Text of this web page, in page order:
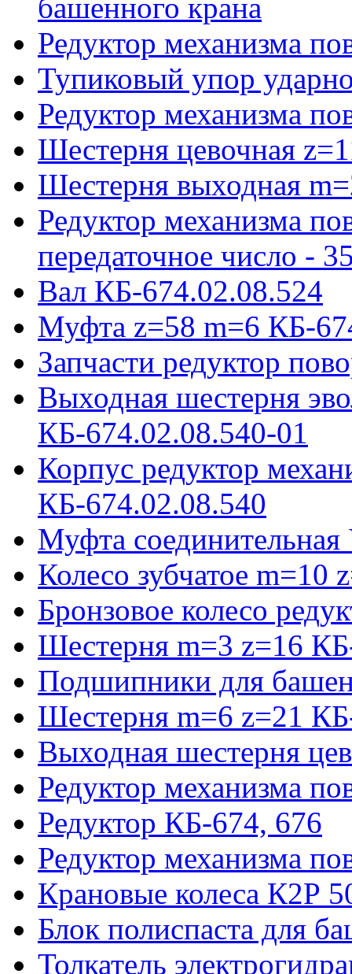
башенного крана
Редуктор механизма
Тупиковый упор
Редуктор механизма
Шестерня цевочная
Шестерня выходная
Редуктор механизма
передаточное число -
Вал КБ-674.02.08.524
Муфта z=58 m=6 КБ-
Запчасти редуктор
Выходная шестерня
КБ-674.02.08.540-01
Корпус редуктор
КБ-674.02.08.540
Муфта соединительная
Колесо зубчатое
Бронзовое колесо
Шестерня m=3 z=16
Подшипники для
Шестерня m=6 z=21
Выходная шестерня
Редуктор механизма
Редуктор КБ-674, 676
Редуктор механизма
Крановые колеса К2Р
Блок полиспаста для
Толкатель